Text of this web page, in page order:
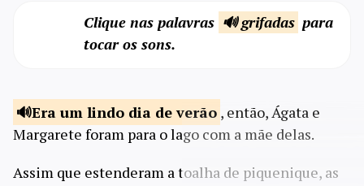
Clique nas palavras 🔊 grifadas para
tocar os sons.
Era um lindo dia deverão , então, Ágata e
Margarete foram para o lago com a mãe delas.
Assim que estenderam a toalha de piquenique, as